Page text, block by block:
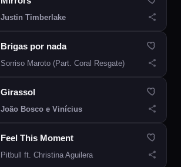
Justin Timberlake
Brigas por nada
Sorriso Maroto (Part. Coral Resgate)
Girassol
João Bosco e Vinícius
Feel This Moment
Pitbull ft. Christina Aguilera